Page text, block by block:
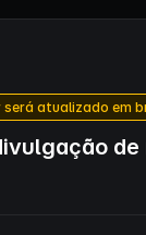
será atualizado em
de